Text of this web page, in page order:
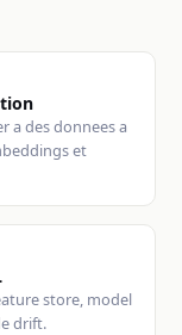
a des donnees a
et
store, model
drift.